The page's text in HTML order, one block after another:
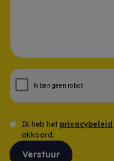
Ik heb het privacybeleid
akkoord.
Verstuur